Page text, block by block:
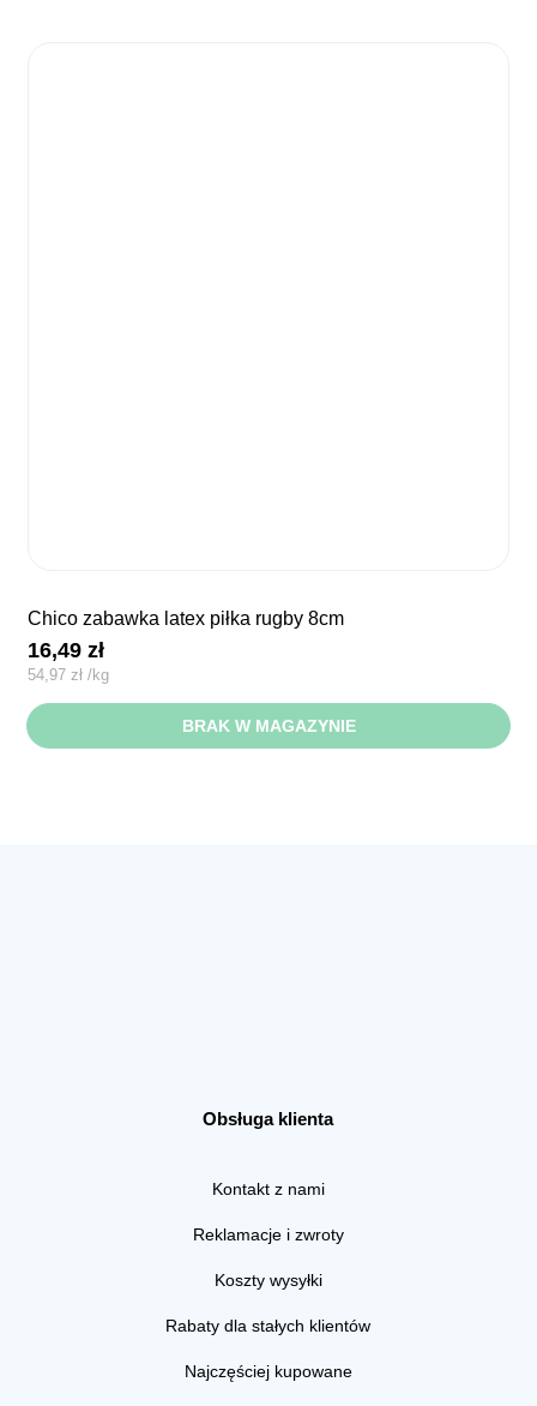
chico zabawka latex piłka rugby 8cm
16,49zł
54,97zł /kg
BRAK W MAGAZYNIE
Obsługa klienta
Kontakt z nami
Reklamacje i zwroty
Koszty wysyłki
Rabaty dla stałych klientów
Najczęściej kupowane